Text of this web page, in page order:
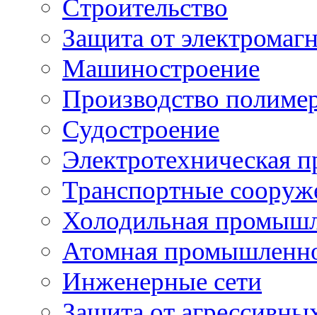
Строительство
Защита от
Машиностроение
Производство
Судостроение
Электротехническая
Транспортные
Холодильная
Атомная
Инженерные сети